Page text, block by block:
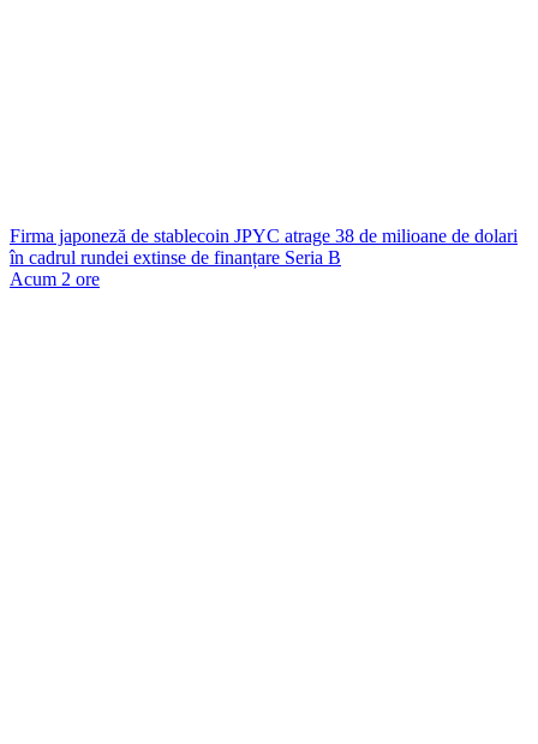
Firma japoneză de stablecoin JPYC atrage 38 de milioane de dolari
în cadrul rundei extinse de finanțare Seria B
Acum 2 ore